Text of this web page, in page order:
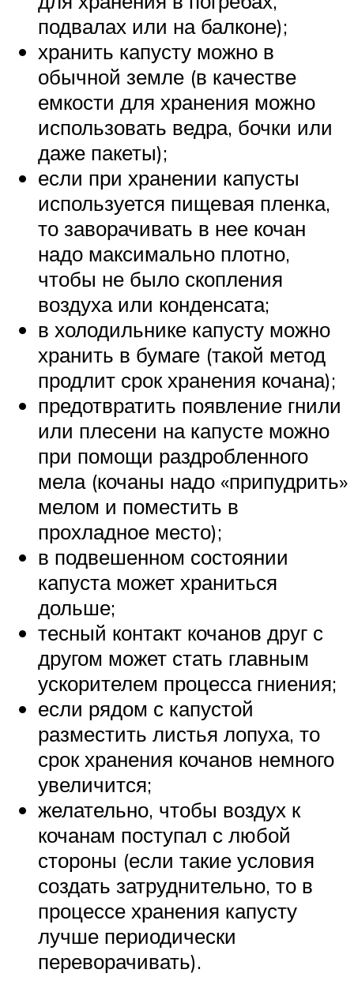
подвалах или на балконе);
хранить капусту можно в
обычной земле (в качестве
емкости для хранения можно
использовать ведра, бочки или
даже пакеты);
если при хранении капусты
используется пищевая пленка,
то заворачивать в нее кочан
надо максимально плотно,
чтобы не было скопления
воздуха или конденсата;
в холодильнике капусту можно
хранить в бумаге (такой метод
продлит срок хранения кочана);
предотвратить появление гнили
или плесени на капусте можно
при помощи раздробленного
мела (кочаны надо «припудрить»
мелом и поместить в
прохладное место);
в подвешенном состоянии
капуста может храниться
дольше;
тесный контакт кочанов друг с
другом может стать главным
ускорителем процесса гниения;
если рядом с капустой
разместить листья лопуха, то
срок хранения кочанов немного
увеличится;
желательно, чтобы воздух к
кочанам поступал с любой
стороны (если такие условия
создать затруднительно, то в
процессе хранения капусту
лучше периодически
переворачивать).